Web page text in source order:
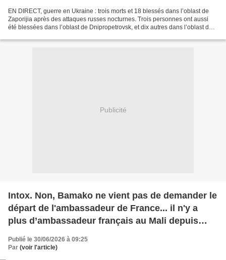
EN DIRECT, guerre en Ukraine : trois morts et 18 blessés dans l’oblast de
Zaporijia après des attaques russes nocturnes. Trois personnes ont aussi
été blessées dans l’oblast de Dnipropetrovsk, et dix autres dans l’oblast de
Publicité
Intox. Non, Bamako ne vient pas de demander le
départ de l'ambassadeur de France... il n'y a
plus d’ambassadeur français au Mali depuis
Publié le 30/06/2026 à 09:25
Par (voir l'article)